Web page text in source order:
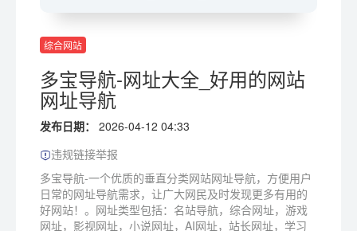
综合网站
多宝导航-网址大全_好用的网站
网址导航
发布日期：
2026-04-12 04:33
违规链接举报
多宝导航-一个优质的垂直分类网站网址导航，方便用户
日常的网址导航需求，让广大网民及时发现更多有用的
好网站！。网址类型包括：名站导航，综合网址，游戏
网址，影视网址，小说网址，AI网址，站长网址，学习